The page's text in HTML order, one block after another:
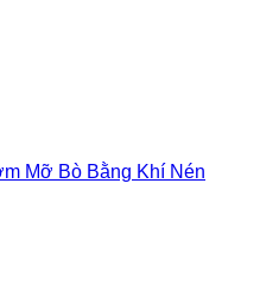
Mỡ Bò Bằng Khí Nén